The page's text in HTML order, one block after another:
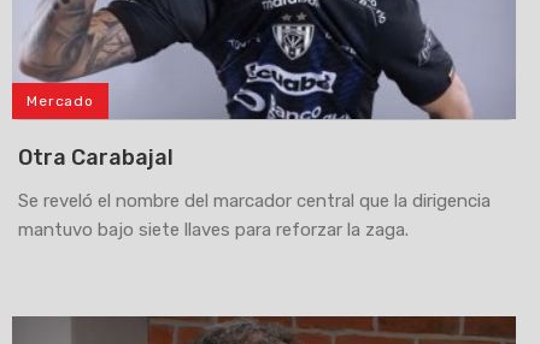
Mercado
Otra Carabajal
Se reveló el nombre del marcador central que la dirigencia
mantuvo bajo siete llaves para reforzar la zaga.